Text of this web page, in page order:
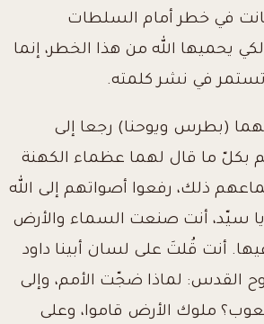
كانت في خطر أمام السلطات
يحميها الله من هذا الخطر، إنما
في نشر كلمته.
(بطرس ويوحنا) رجعا إلى
بكلّ ما قال لهما عظماء الكهنة
ذلك، رفعوا أصواتهم إلى الله
يا سيّد، أنت صنعت السماء والأرض
أنت قُلتَ على لسان أبينا داود
القدس: لماذا ضجّت الأمم، وإلى
ملوك الأرض قاموا، وعلى